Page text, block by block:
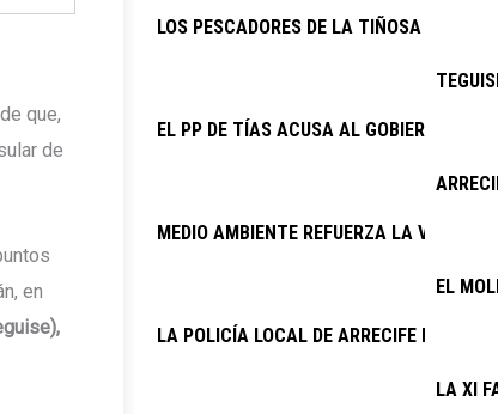
que,
de
en
LOS PESCADORES DE LA TIÑOSA
EL PP DE TÍAS ACUSA AL GOBIERNO DE
MEDIO AMBIENTE REFUERZA LA
LA POLICÍA LOCAL DE ARRECIFE
EL
LA XI